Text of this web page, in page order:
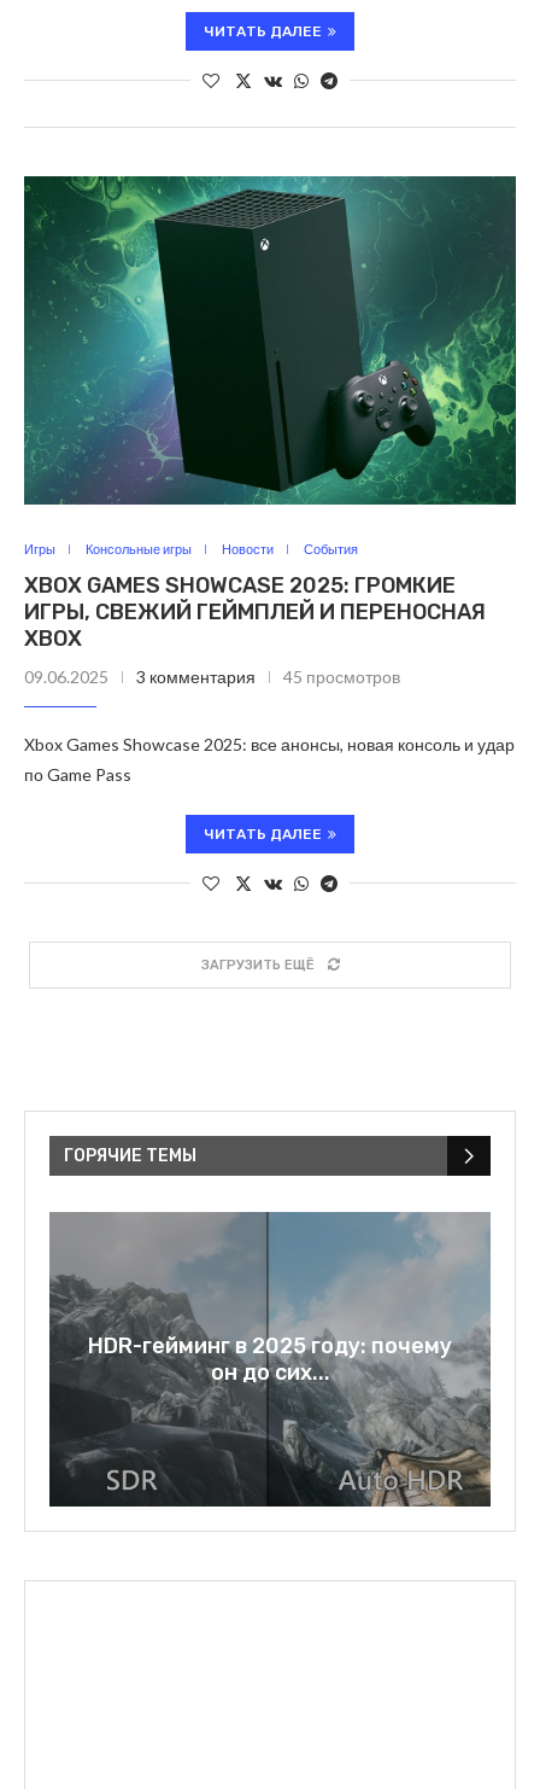
ЧИТАТЬ ДАЛЕЕ
Игры Консольные игры Новости События
XBOX GAMES SHOWCASE 2025: ГРОМКИЕ
ИГРЫ, СВЕЖИЙ ГЕЙМПЛЕЙ И ПЕРЕНОСНАЯ
XBOX
09.06.2025 3 комментария 45 просмотров
Xbox Games Showcase 2025: все анонсы, новая консоль и удар
по Game Pass
ЧИТАТЬ ДАЛЕЕ
ЗАГРУЗИТЬ ЕЩЁ
ГОРЯЧИЕ ТЕМЫ
HDR-гейминг в 2025 году: почему
он до сих...